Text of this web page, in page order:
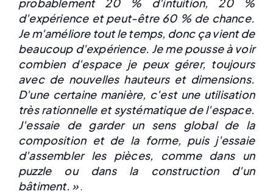
probablement 20 % d'intuition, 20 %
d'expérience et peut-être 60 % de chance.
Je m'améliore tout le temps, donc ça vient de
beaucoup d'expérience. Je me pousse à voir
combien d'espace je peux gérer, toujours
avec de nouvelles hauteurs et dimensions.
D'une certaine manière, c'est une utilisation
très rationnelle et systématique de l'espace.
J'essaie de garder un sens global de la
composition et de la forme, puis j'essaie
d'assembler les pièces, comme dans un
puzzle ou dans la construction d'un
bâtiment. ».